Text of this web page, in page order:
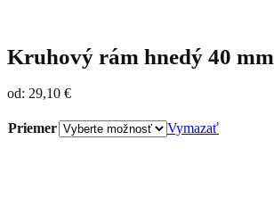
Kruhový rám hnedý 40 mm
od: 29,10 €
Priemer Vymazať